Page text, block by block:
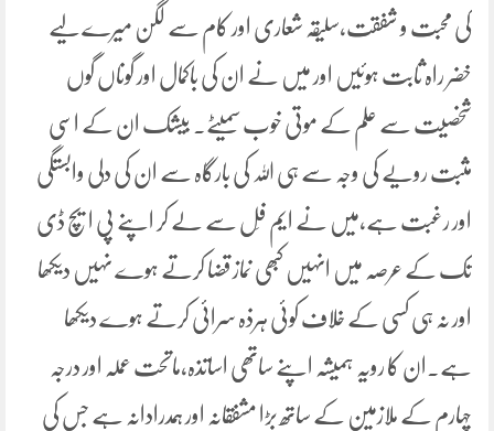
کی محبت و شفقت،سلیقہ شعاری اور کام سے لگن میرے لیے
خضر راہ ثابت ہوئیں اور میں نے ان کی باکمال اور گوناں گوں
شخصیت سے علم کے موتی خوب سمیٹے۔ بیشک ان کے اسی
مثبت رویے کی وجہ سے ہی اللہ کی بارگاہ سے ان کی دلی وابستگی
اور رغبت ہے،میں نے ایم فِل سے لے کر اپنے پی ایچ ڈی
تک کے عرصہ میں انہیں کبھی نماز قضا کرتے ہوے نہیں دیکھا
اور نہ ہی کسی کے خلاف کوئی ہرذہ سرائی کرتے ہوے دیکھا
ہے۔ان کا رویہ ہمیشہ اپنے ساتھی اساتذہ،ماتحت عملہ اور درجہ
چہارم کے ملازمین کے ساتھ بڑا مشفقانہ اور ہمدرادانہ ہے جس کی